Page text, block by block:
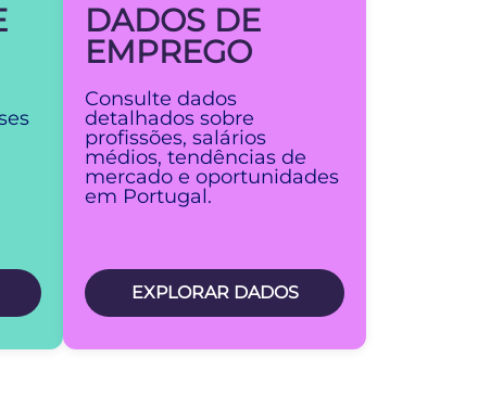
DADOS DE
EMPREGO
Consulte dados
detalhados sobre
profissões, salários
médios, tendências de
mercado e oportunidades
em Portugal.
EXPLORAR DADOS